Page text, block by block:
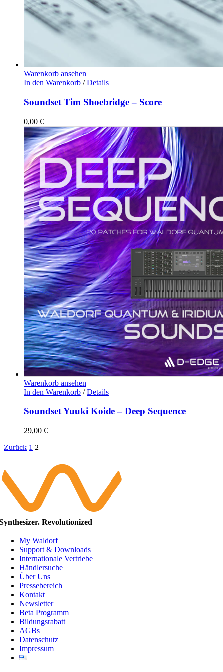
Warenkorb ansehen
In den Warenkorb / Details
Soundset Tim Shoebridge – Score
0,00 €
Warenkorb ansehen
In den Warenkorb / Details
Soundset Yuuki Koide – Deep Sequence
29,00 €
Zurück 1 2
Synthesizer. Revolutionized
My Waldorf
Support & Downloads
Internationale Vertriebe
Händlersuche
Über Uns
Pressebereich
Kontakt
Newsletter
Beta Programm
Bildungsrabatt
AGBs
Datenschutz
Impressum